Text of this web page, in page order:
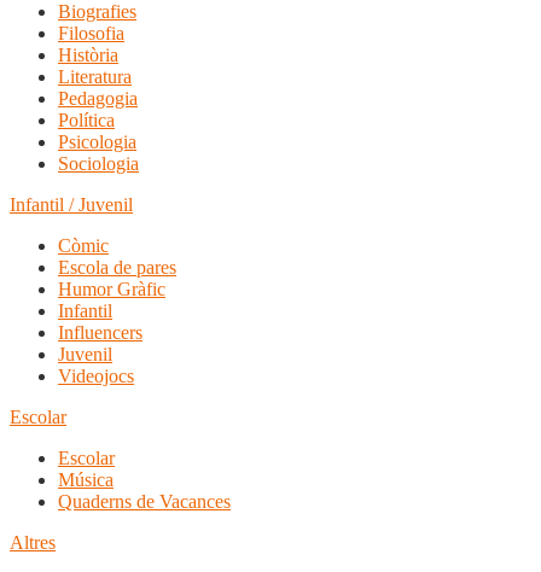
Biografies
Filosofia
Història
Literatura
Pedagogia
Política
Psicologia
Sociologia
Infantil / Juvenil
Còmic
Escola de pares
Humor Gràfic
Infantil
Influencers
Juvenil
Videojocs
Escolar
Escolar
Música
Quaderns de Vacances
Altres